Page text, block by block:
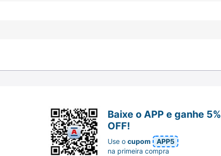
Baixe o APP e ganhe 5%
OFF!
Use ocupom
APP5
na primeira compra